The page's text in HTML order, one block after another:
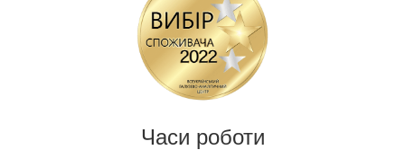
Часи роботи